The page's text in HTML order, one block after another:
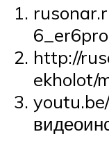
http://
ekholot/